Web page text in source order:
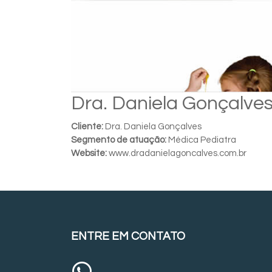
Dra. Daniela
Cliente: Dra. Daniela Gonçalves
Segmento de atuação: Médica Pediatra
Website: www.dradanielagoncalves.com.br
ENTRE EM CONTATO